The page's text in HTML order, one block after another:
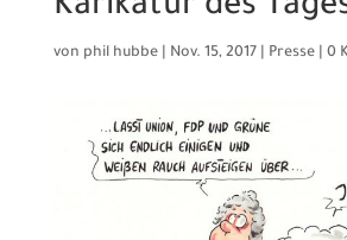
Karikatur des Tages
von phil hubbe| Nov. 15, 2017 Presse| 0